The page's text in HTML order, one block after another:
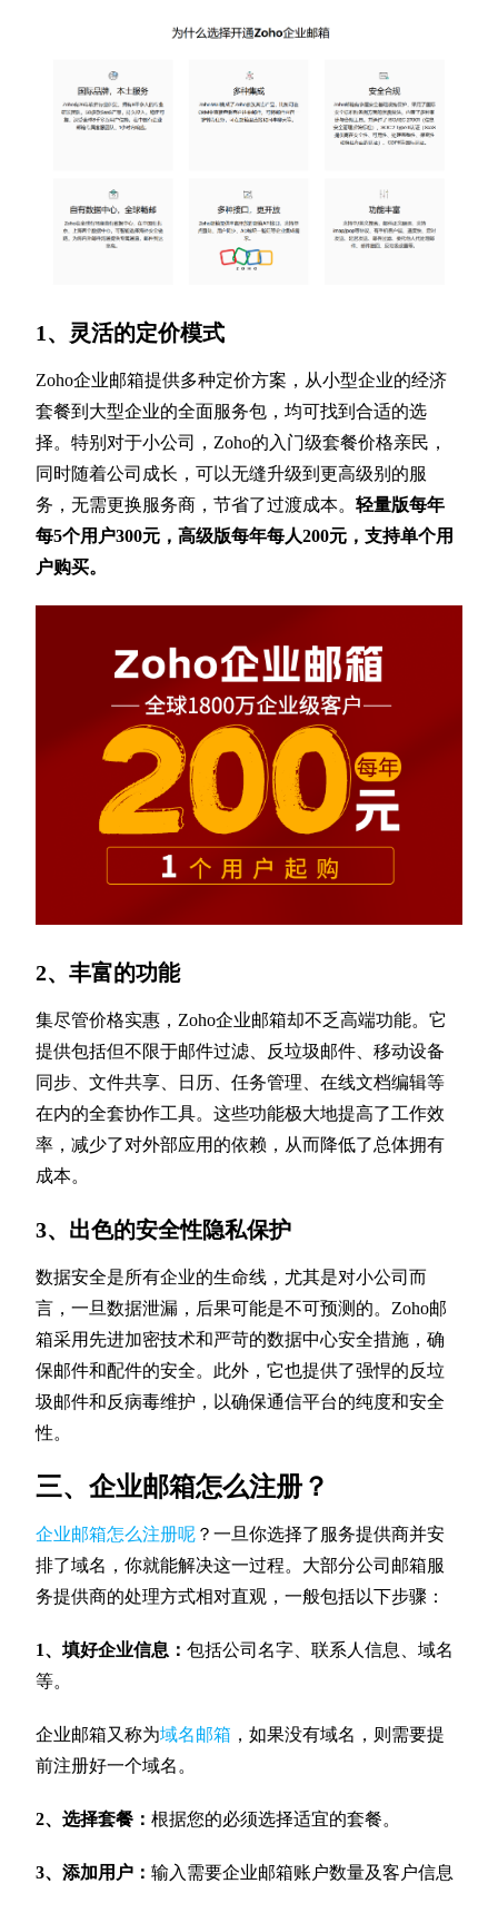
1、灵活的定价模式
Zoho企业邮箱提供多种定价方案，从小型企业的经济
套餐到大型企业的全面服务包，均可找到合适的选
择。特别对于小公司，Zoho的入门级套餐价格亲民，
同时随着公司成长，可以无缝升级到更高级别的服
务，无需更换服务商，节省了过渡成本。轻量版每年
每5个用户300元，高级版每年每人200元，支持单个用
户购买。
2、丰富的功能
集尽管价格实惠，Zoho企业邮箱却不乏高端功能。它
提供包括但不限于邮件过滤、反垃圾邮件、移动设备
同步、文件共享、日历、任务管理、在线文档编辑等
在内的全套协作工具。这些功能极大地提高了工作效
率，减少了对外部应用的依赖，从而降低了总体拥有
成本。
3、出色的安全性隐私保护
数据安全是所有企业的生命线，尤其是对小公司而
言，一旦数据泄漏，后果可能是不可预测的。Zoho邮
箱采用先进加密技术和严苛的数据中心安全措施，确
保邮件和配件的安全。此外，它也提供了强悍的反垃
圾邮件和反病毒维护，以确保通信平台的纯度和安全
性。
三、企业邮箱怎么注册？
企业邮箱怎么注册呢 ？一旦你选择了服务提供商并安
排了域名，你就能解决这一过程。大部分公司邮箱服
务提供商的处理方式相对直观，一般包括以下步骤：
1、填好企业信息：包括公司名字、联系人信息、域名
等。
企业邮箱又称为域名邮箱 ，如果没有域名，则需要提
前注册好一个域名。
2、选择套餐：根据您的必须选择适宜的套餐。
3、添加用户：输入需要企业邮箱账户数量及客户信息